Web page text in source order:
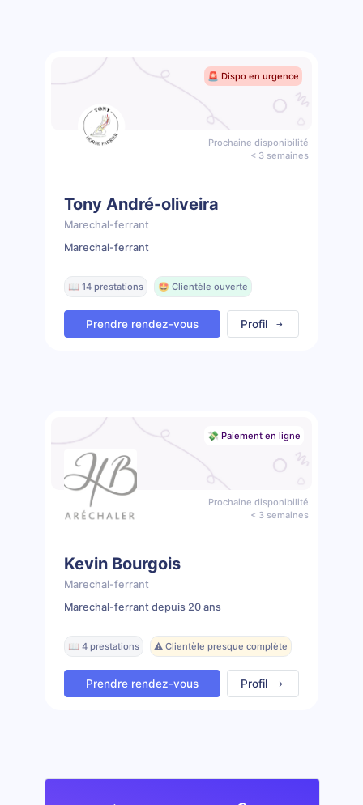
🚨 Dispo en urgence
Prochaine disponibilité
< 3 semaines
Tony André-oliveira
Marechal-ferrant
Marechal-ferrant
📖 14 prestations 🤩 Clientèle ouverte
Prendre rendez-vous Profil
💸 Paiement en ligne
Prochaine disponibilité
< 3 semaines
Kevin Bourgois
Marechal-ferrant
Marechal-ferrant depuis 20 ans
📖 4 prestations ⚠️ Clientèle presque complète
Prendre rendez-vous Profil